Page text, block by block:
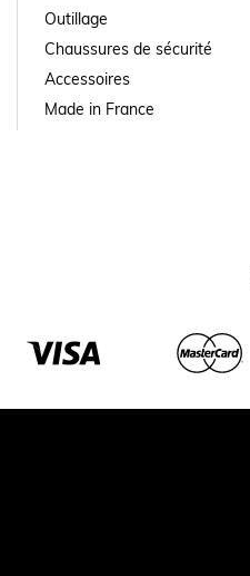
Outillage
Chaussures de sécurité
Accessoires
Made in France